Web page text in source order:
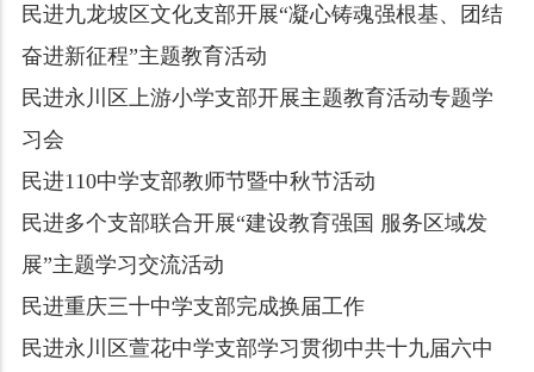
民进九龙坡区文化支部开展“凝心铸魂强根基、团结
奋进新征程”主题教育活动
民进永川区上游小学支部开展主题教育活动专题学
习会
民进110中学支部教师节暨中秋节活动
民进多个支部联合开展“建设教育强国 服务区域发
展”主题学习交流活动
民进重庆三十中学支部完成换届工作
民进永川区萱花中学支部学习贯彻中共十九届六中